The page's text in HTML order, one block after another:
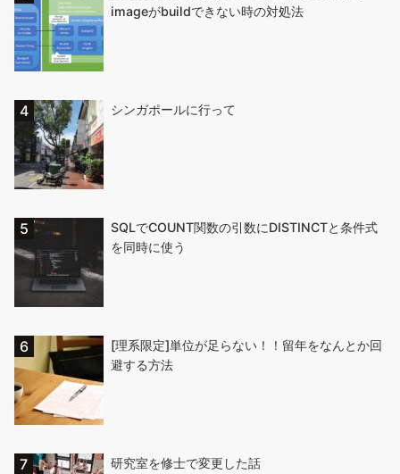
imageがbuildできない時の対処法
シンガポールに行って
SQLでCOUNT関数の引数にDISTINCTと条件式
を同時に使う
[理系限定]単位が足らない！！留年をなんとか回
避する方法
研究室を修士で変更した話